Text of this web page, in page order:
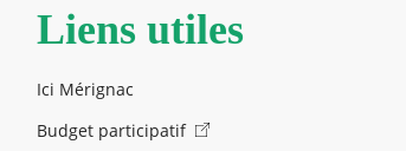
Liens utiles
Ici Mérignac
Budget participatif